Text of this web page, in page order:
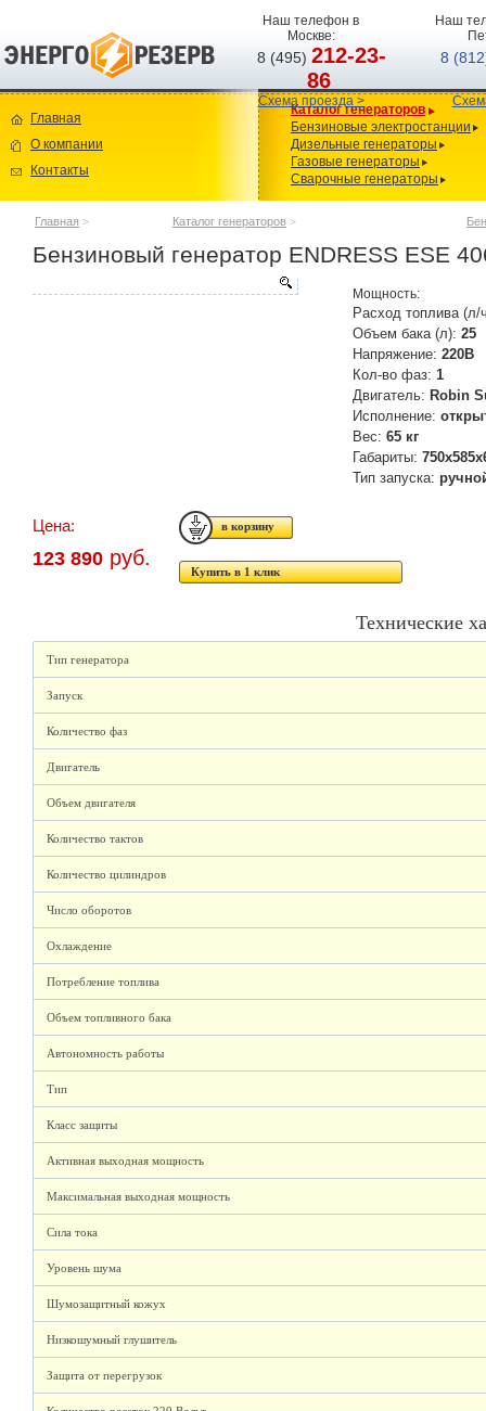
Наш телефон в
Москве:
8 (495)212-23-
86
Схема проезда >
Наш
8
Главная
О компании
Контакты
Каталог генераторов
Бензиновые электростанции
Дизельные генераторы
Газовые генераторы
Сварочные генераторы
Главная > Каталог генераторов >
Бензиновый генератор ENDRESS ESE
Мощность:
Расход топлива
Объем бака (л): 25
Напряжение: 220В
Кол-во фаз: 1
Двигатель: Robin
Исполнение:
Вес: 65 кг
Габариты:
Тип запуска:
Цена:
123 890 руб.
Купить в 1 клик
Технические
Тип генератора
Запуск
Количество фаз
Двигатель
Объем двигателя
Количество тактов
Количество цилиндров
Число оборотов
Охлаждение
Потребление топлива
Объем топливного бака
Автономность работы
Тип
Класс защиты
Активная выходная мощность
Максимальная выходная мощность
Сила тока
Уровень шума
Шумозащитный кожух
Низкошумный глушитель
Защита от перегрузок